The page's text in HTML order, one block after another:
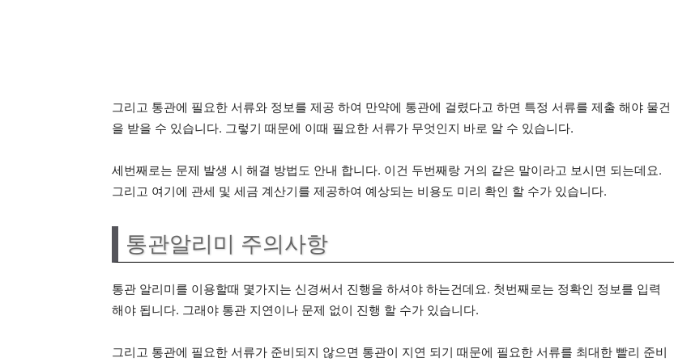
그리고 통관에 필요한 서류와 정보를 제공 하여 만약에 통관에 걸렸다고 하면 특정 서류를 제출 해야 물건
을 받을 수 있습니다. 그렇기 때문에 이때 필요한 서류가 무엇인지 바로 알 수 있습니다.
세번째로는 문제 발생 시 해결 방법도 안내 합니다. 이건 두번째랑 거의 같은 말이라고 보시면 되는데요.
그리고 여기에 관세 및 세금 계산기를 제공하여 예상되는 비용도 미리 확인 할 수가 있습니다.
통관알리미 주의사항
통관 알리미를 이용할때 몇가지는 신경써서 진행을 하셔야 하는건데요. 첫번째로는 정확인 정보를 입력
해야 됩니다. 그래야 통관 지연이나 문제 없이 진행 할 수가 있습니다.
그리고 통관에 필요한 서류가 준비되지 않으면 통관이 지연 되기 때문에 필요한 서류를 최대한 빨리 준비